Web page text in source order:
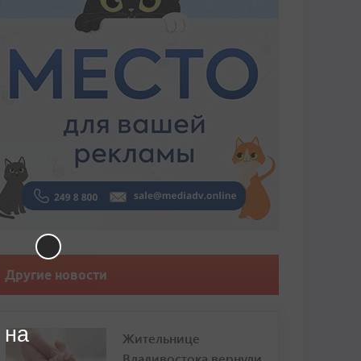
Другие новости
Жительнице